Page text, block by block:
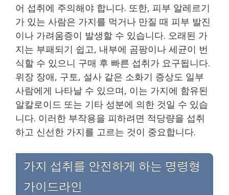
어 섭취에 주의해야 합니다. 또한, 피부 알레르기
가 있는 사람은 가지를 먹거나 만질 때 피부 발진
이나 가려움증이 발생할 수 있습니다. 오래된 가
지는 부패되기 쉽고, 내부에 곰팡이나 세균이 번
식할 수 있으니 구매 후 빠른 섭취가 요구됩니다.
위장 장애, 구토, 설사 같은 소화기 증상도 일부
사람에게 나타날 수 있으며, 이는 가지에 함유된
알칼로이드 또는 기타 성분에 의한 것일 수 있습
니다. 이러한 부작용을 피하려면 적당량을 섭취
하고 신선한 가지를 고르는 것이 중요합니다.
가지 섭취를 안전하게 하는 명령형
가이드라인